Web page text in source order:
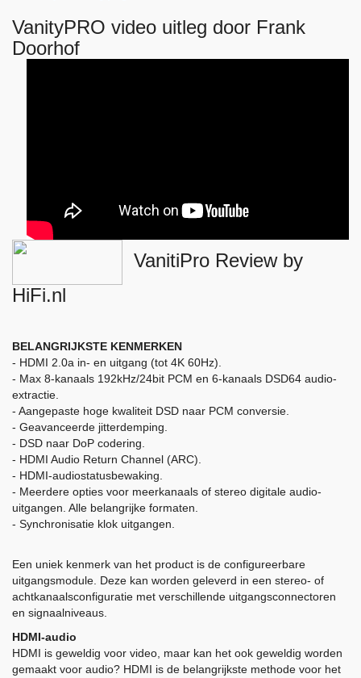
VanityPRO video uitleg door Frank
Doorhof
VanitiPro Review by
HiFi.nl
BELANGRIJKSTE KENMERKEN
- HDMI 2.0a in- en uitgang (tot 4K 60Hz).
- Max 8-kanaals 192kHz/24bit PCM en 6-kanaals DSD64 audio-
extractie.
- Aangepaste hoge kwaliteit DSD naar PCM conversie.
- Geavanceerde jitterdemping.
- DSD naar DoP codering.
- HDMI Audio Return Channel (ARC).
- HDMI-audiostatusbewaking.
- Meerdere opties voor meerkanaals of stereo digitale audio-
uitgangen. Alle belangrijke formaten.
- Synchronisatie klok uitgangen.
Een uniek kenmerk van het product is de configureerbare
uitgangsmodule. Deze kan worden geleverd in een stereo- of
achtkanaalsconfiguratie met verschillende uitgangsconnectoren
en signaalniveaus.
HDMI-audio
HDMI is geweldig voor video, maar kan het ook geweldig worden
gemaakt voor audio? HDMI is de belangrijkste methode voor het